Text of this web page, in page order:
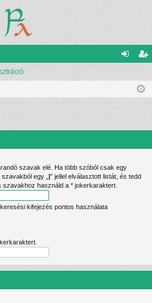
is
szóból csak egy
egy „ |” jellel elválasztott listát, és tedd
használd a * jokerkaraktert.
kifejezés pontos használata